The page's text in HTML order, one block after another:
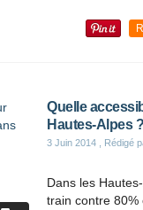
Quelle
Hautes-Alpes ?
3 Juin 2014 , Rédigé
Dans les
train contre 80%